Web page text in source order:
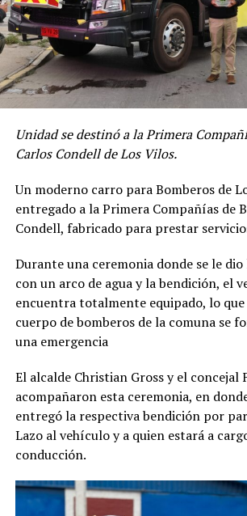
Unidad se destinó a la Primera
Carlos Condell de Los Vilos.
Un moderno carro para Bomberos de
entregado a la Primera Compañías de
Condell, fabricado para prestar
Durante una ceremonia donde se le
con un arco de agua y la bendición, el
encuentra totalmente equipado, lo
cuerpo de bomberos de la comuna se
una emergencia
El alcalde Christian Gross y el concejal
acompañaron esta ceremonia, en
entregó la respectiva bendición por
Lazo al vehículo y a quien estará a
conducción.